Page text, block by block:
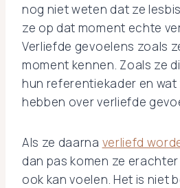
nog niet weten dat ze
ze op dat moment echte
Verliefde gevoelens zoals
moment kennen. Zoals ze
hun referentiekader en wat
hebben over verliefde
Als ze daarna verliefd
dan pas komen ze
ook kan voelen. Het is niet